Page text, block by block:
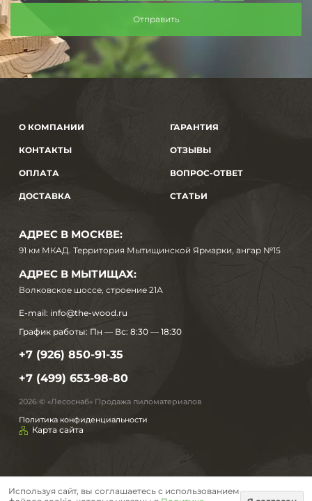
О КОМПАНИИ
КОНТАКТЫ
ОПЛАТА
ДОСТАВКА
ГАРАНТИЯ
ОТЗЫВЫ
ВОПРОС-ОТВЕТ
СТАТЬИ
АДРЕС В МОСКВЕ:
91 км МКАД. Территория Мытищинской Ярмарки, ангар №15
АДРЕС В МЫТИЩАХ:
Волковское шоссе, строение 21А
E-mail: info@the-wood.ru
График работы: Пн — Вс: 8:30 — 18:30
+7 (926) 850-91-35
+7 (499) 653-98-80
2026 © «Лесоснаб» Продажа пиломатериалов
Политика конфиденциальности
Карта сайта
Используя сайт, вы соглашаетесь с использованием